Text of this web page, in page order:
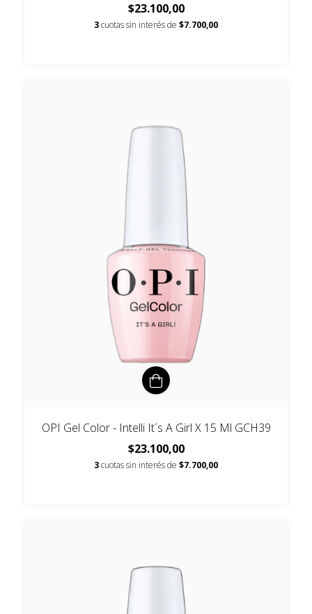
$23.100,00
3cuotas sin interés de $7.700,00
OPI Gel Color - Intelli It´s A Girl X 15 Ml GCH39
$23.100,00
3cuotas sin interés de $7.700,00